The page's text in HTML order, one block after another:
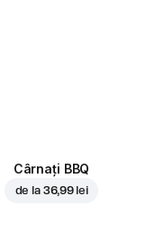
Cârnați BBQ
de la 36,99 lei